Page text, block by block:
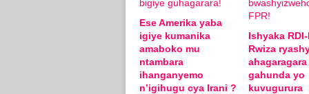
Ese Amerika yaba
igiye kumanika
amaboko mu
ntambara
ihanganyemo
n’igihugu cya Irani ?
Ishyaka
Rwiza
ahagaragara
gahunda yo
kuvugurura